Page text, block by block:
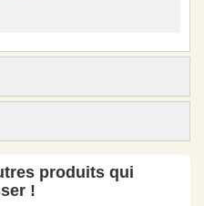
produits qui
!